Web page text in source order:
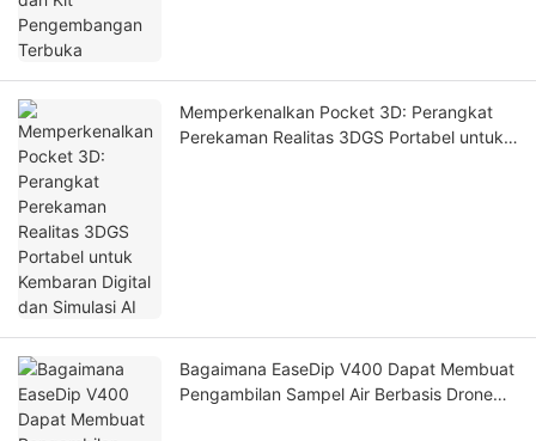
Memperkenalkan Pocket 3D: Perangkat
Perekaman Realitas 3DGS Portabel untuk
Bagaimana EaseDip V400 Dapat Membuat
Pengambilan Sampel Air Berbasis Drone